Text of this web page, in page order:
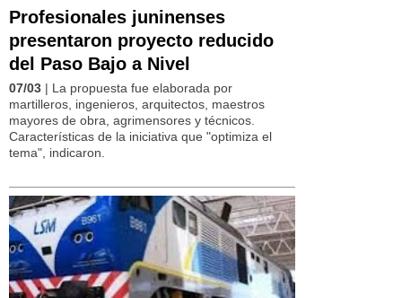
Profesionales juninenses
presentaron proyecto reducido
del Paso Bajo a Nivel
07/03 | La propuesta fue elaborada por
martilleros, ingenieros, arquitectos, maestros
mayores de obra, agrimensores y técnicos.
Características de la iniciativa que "optimiza el
tema", indicaron.